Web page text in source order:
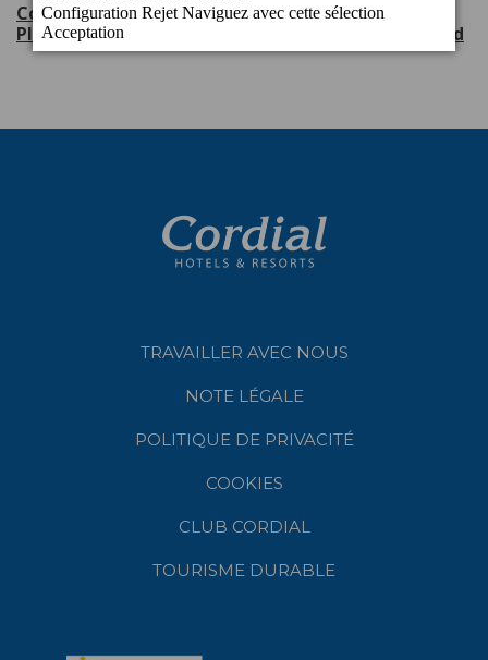
Cordial Marina Blanca Hotel and Cordial Mogán
Playa Hotel receive the Jet2holidays Quality Award
TRAVAILLER AVEC NOUS
NOTE LÉGALE
POLITIQUE DE PRIVACITÉ
COOKIES
CLUB CORDIAL
TOURISME DURABLE